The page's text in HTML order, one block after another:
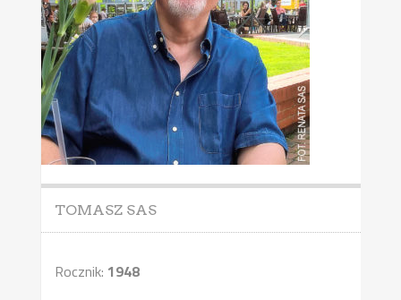
TOMASZ SAS
Rocznik: 1948